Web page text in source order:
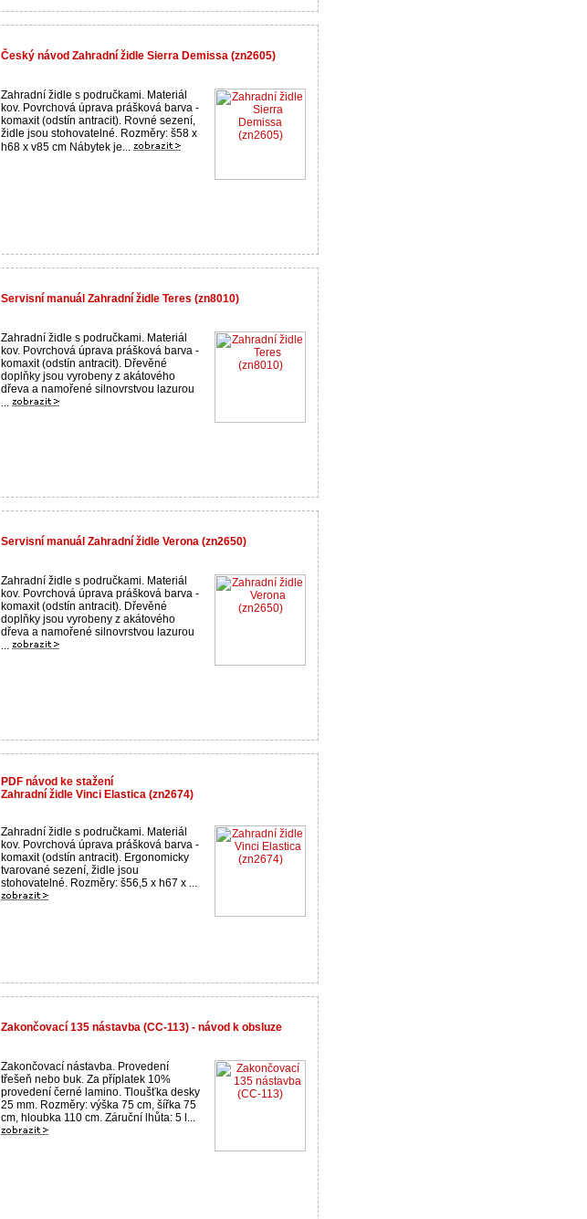
Český návod Zahradní židle Sierra Demissa (zn2605)
Zahradní židle s područkami. Materiál
kov. Povrchová úprava prášková barva -
komaxit (odstín antracit). Rovné sezení,
židle jsou stohovatelné. Rozměry: š58 x
h68 x v85 cm Nábytek je...
Servisní manuál Zahradní židle Teres (zn8010)
Zahradní židle s područkami. Materiál
kov. Povrchová úprava prášková barva -
komaxit (odstín antracit). Dřevěné
doplňky jsou vyrobeny z akátového
dřeva a namořené silnovrstvou lazurou
...
Servisní manuál Zahradní židle Verona (zn2650)
Zahradní židle s područkami. Materiál
kov. Povrchová úprava prášková barva -
komaxit (odstín antracit). Dřevěné
doplňky jsou vyrobeny z akátového
dřeva a namořené silnovrstvou lazurou
...
PDF návod ke stažení
Zahradní židle Vinci Elastica (zn2674)
Zahradní židle s područkami. Materiál
kov. Povrchová úprava prášková barva -
komaxit (odstín antracit). Ergonomicky
tvarované sezení, židle jsou
stohovatelné. Rozměry: š56,5 x h67 x ...
Zakončovací 135 nástavba (CC-113) - návod k obsluze
Zakončovací nástavba. Provedení
třešeň nebo buk. Za příplatek 10%
provedení černé lamino. Tloušťka desky
25 mm. Rozměry: výška 75 cm, šířka 75
cm, hloubka 110 cm. Záruční lhůta: 5 l...